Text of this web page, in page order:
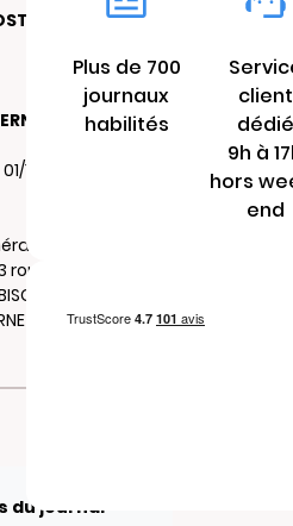
10/2025, il a été
M.
route de
du journal
Plus de 700
journaux
habilités
client
dédié
9h à
hors
end